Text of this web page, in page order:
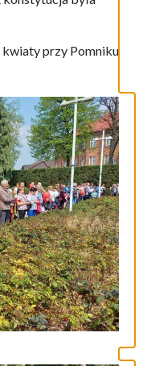
przy Pomniku